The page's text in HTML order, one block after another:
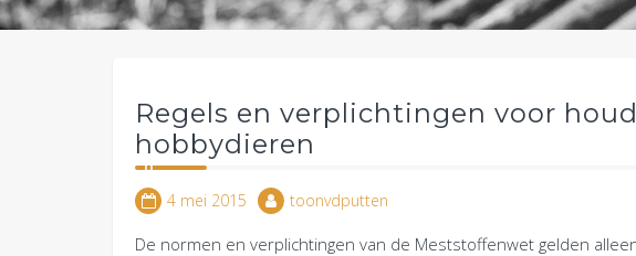
Regels en verplichtingen voor
hobbydieren
4 mei 2015 toonvdputten
De normen en verplichtingen van de Meststoffenwet gelden